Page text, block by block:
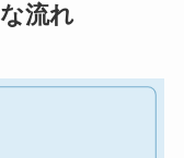
流れ